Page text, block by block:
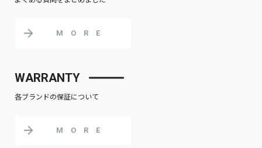
MORE
WARRANTY
各ブランドの保証について
MORE